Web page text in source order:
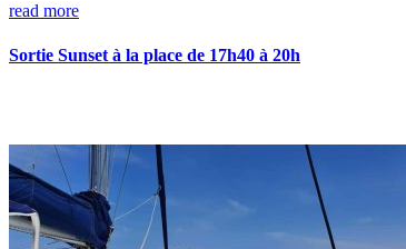
read more
Sortie Sunset à la place de 17h40 à 20h